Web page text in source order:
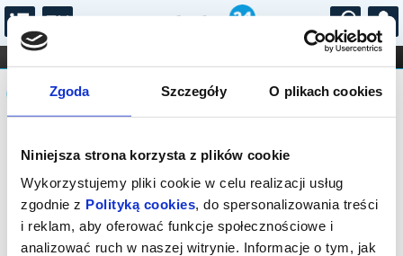
Zgoda Szczegóły O plikach cookies
Niniejsza strona korzysta z plików cookie
Wykorzystujemy pliki cookie w celu realizacji usług
zgodnie z Polityką cookies, do spersonalizowania treści
i reklam, aby oferować funkcje społecznościowe i
analizować ruch w naszej witrynie. Informacje o tym, jak
...
FILHARMONIA OPERA I BALET
STAND-UP
DLA DZIECI
Komunikat
Sprzedaż biletów on-line na wydarzenie
została zakończona.